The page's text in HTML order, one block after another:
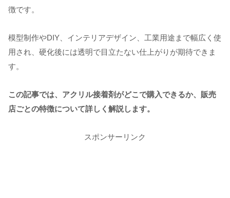
徴です。
模型制作やDIY、インテリアデザイン、工業用途まで幅広く使
用され、硬化後には透明で目立たない仕上がりが期待できま
す。
この記事では、アクリル接着剤がどこで購入できるか、販売
店ごとの特徴について詳しく解説します。
スポンサーリンク